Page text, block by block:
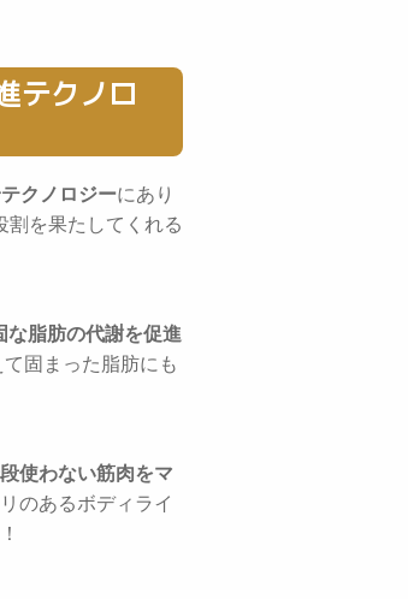
テクノロ
クノロジーにあり
を果たしてくれる
な脂肪の代謝を促進
固まった脂肪にも
使わない筋肉をマ
のあるボディライ